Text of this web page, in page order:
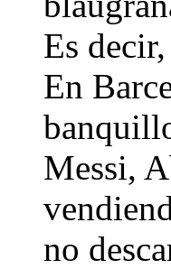
Es
En
Messi,
no